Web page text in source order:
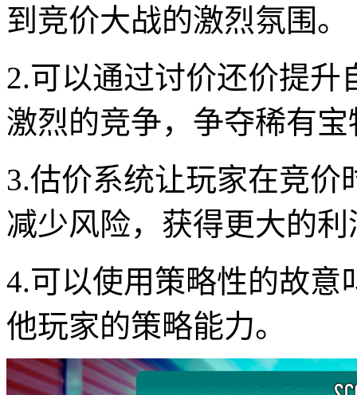
到竞价大战的激烈氛围。
2.可以通过讨价还价提
激烈的竞争，争夺稀有宝
3.估价系统让玩家在竞
减少风险，获得更大的利
4.可以使用策略性的故意
他玩家的策略能力。